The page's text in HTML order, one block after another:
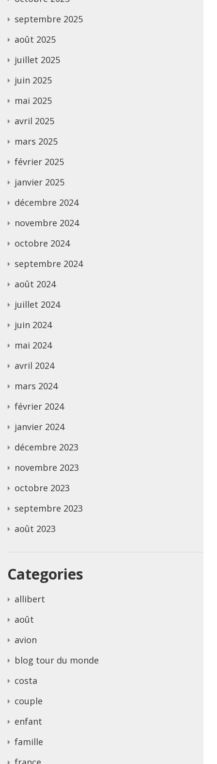
septembre 2025
août 2025
juillet 2025
juin 2025
mai 2025
avril 2025
mars 2025
février 2025
janvier 2025
décembre 2024
novembre 2024
octobre 2024
septembre 2024
août 2024
juillet 2024
juin 2024
mai 2024
avril 2024
mars 2024
février 2024
janvier 2024
décembre 2023
novembre 2023
octobre 2023
septembre 2023
août 2023
Categories
allibert
août
avion
blog tour du monde
costa
couple
enfant
famille